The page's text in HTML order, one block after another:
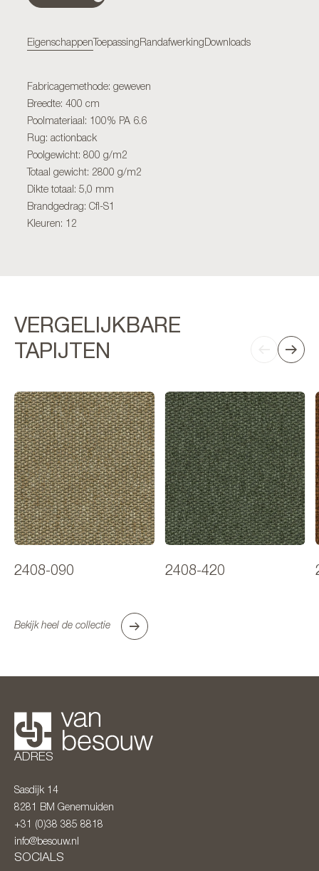
Eigenschappen Toepassing Randafwerking Downloads
Fabricagemethode: geweven
Breedte: 400 cm
Poolmateriaal: 100% PA 6.6
Rug: actionback
Poolgewicht: 800 g/m2
Totaal gewicht: 2800 g/m2
Dikte totaal: 5,0 mm
Brandgedrag: Cfl-S1
Kleuren: 12
VERGELIJKBARE
TAPIJTEN
2408-090 2408-420
Bekijk heel de collectie
ADRES
Sasdijk 14
8281 BM Genemuiden
+31 (0)38 385 8818
info@besouw.nl
SOCIALS